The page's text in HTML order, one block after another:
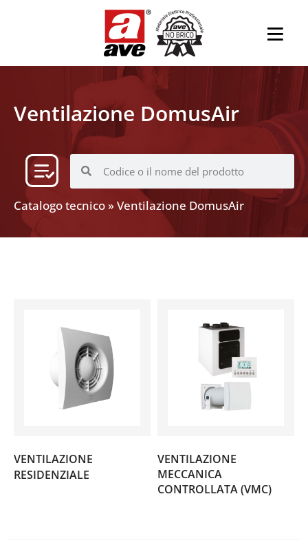
Ventilazione DomusAir
Catalogo tecnico»Ventilazione DomusAir
VENTILAZIONE
RESIDENZIALE
VENTILAZIONE
MECCANICA
CONTROLLATA (VMC)